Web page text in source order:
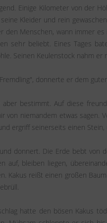
Einige Kilometer von der
Kleider und rein
Menschen, wann immer
sehr beliebt. Eines Tages
Seinen Keulenstock nahm er
donnerte er dem
bestimmt. Auf diese
niemandem etwas
ergriff seinerseits einen
donnert. Die Erde bebt von
auf, bleiben liegen,
Kakus reißt einen großen
hatte den bösen Kakus